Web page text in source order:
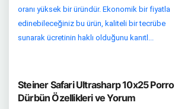
oranı yüksek bir üründür. Ekonomik bir fiyatla
edinebileceğiniz bu ürün, kaliteli bir tecrübe
sunarak ücretinin haklı olduğunu kanıtl...
Steiner Safari Ultrasharp 10x25 Porro
Dürbün Özellikleri ve Yorum